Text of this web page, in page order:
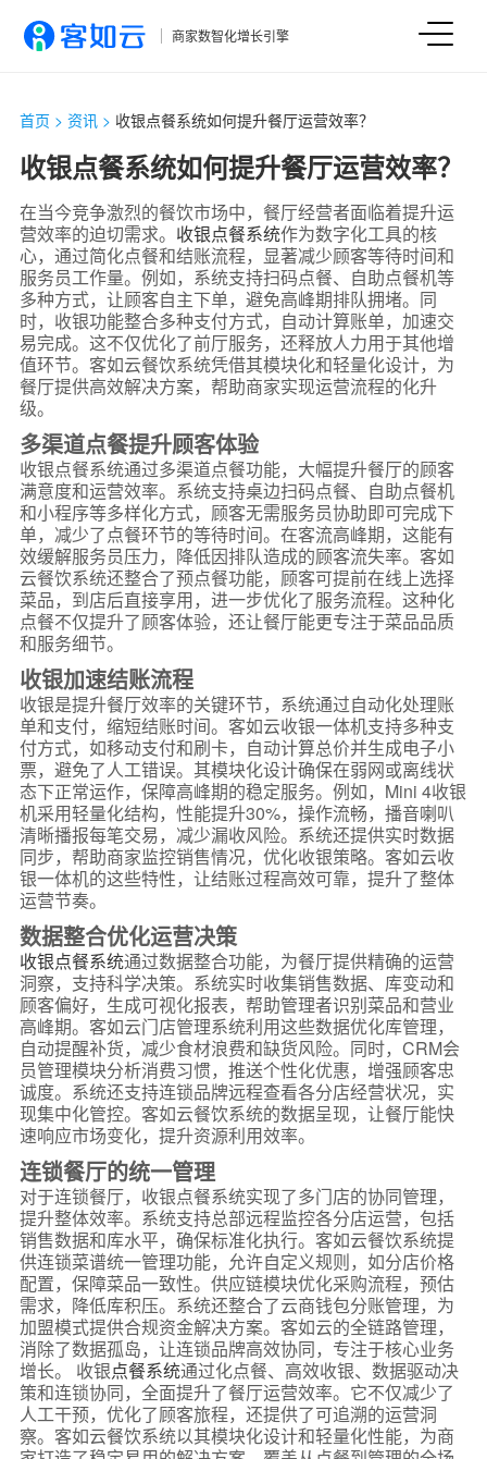
商家数智化增长引擎
首页 > 资讯> 收银点餐系统如何提升餐厅运营效率？
收银点餐系统如何提升餐厅运营效率？
在当今竞争激烈的餐饮市场中，餐厅经营者面临着提升运
营效率的迫切需求。 收银点餐系统作为数字化工具的核
心，通过简化点餐和结账流程，显著减少顾客等待时间和
服务员工作量。例如，系统支持扫码点餐、自助点餐机等
多种方式，让顾客自主下单，避免高峰期排队拥堵。同
时，收银功能整合多种支付方式，自动计算账单，加速交
易完成。这不仅优化了前厅服务，还释放人力用于其他增
值环节。客如云餐饮系统凭借其模块化和轻量化设计，为
餐厅提供高效解决方案，帮助商家实现运营流程的化升
级。
多渠道点餐提升顾客体验
收银点餐系统通过多渠道点餐功能，大幅提升餐厅的顾客
满意度和运营效率。系统支持桌边扫码点餐、自助点餐机
和小程序等多样化方式，顾客无需服务员协助即可完成下
单，减少了点餐环节的等待时间。在客流高峰期，这能有
效缓解服务员压力，降低因排队造成的顾客流失率。客如
云餐饮系统还整合了预点餐功能，顾客可提前在线上选择
菜品，到店后直接享用，进一步优化了服务流程。这种化
点餐不仅提升了顾客体验，还让餐厅能更专注于菜品品质
和服务细节。
收银加速结账流程
收银是提升餐厅效率的关键环节，系统通过自动化处理账
单和支付，缩短结账时间。客如云收银一体机支持多种支
付方式，如移动支付和刷卡，自动计算总价并生成电子小
票，避免了人工错误。其模块化设计确保在弱网或离线状
态下正常运作，保障高峰期的稳定服务。例如，Mini 4收银
机采用轻量化结构，性能提升30%，操作流畅，播音喇叭
清晰播报每笔交易，减少漏收风险。系统还提供实时数据
同步，帮助商家监控销售情况，优化收银策略。客如云收
银一体机的这些特性，让结账过程高效可靠，提升了整体
运营节奏。
数据整合优化运营决策
收银点餐系统通过数据整合功能，为餐厅提供精确的运营
洞察，支持科学决策。系统实时收集销售数据、库变动和
顾客偏好，生成可视化报表，帮助管理者识别菜品和营业
高峰期。客如云门店管理系统利用这些数据优化库管理，
自动提醒补货，减少食材浪费和缺货风险。同时，CRM会
员管理模块分析消费习惯，推送个性化优惠，增强顾客忠
诚度。系统还支持连锁品牌远程查看各分店经营状况，实
现集中化管控。客如云餐饮系统的数据呈现，让餐厅能快
速响应市场变化，提升资源利用效率。
连锁餐厅的统一管理
对于连锁餐厅，收银点餐系统实现了多门店的协同管理，
提升整体效率。系统支持总部远程监控各分店运营，包括
销售数据和库水平，确保标准化执行。客如云餐饮系统提
供连锁菜谱统一管理功能，允许自定义规则，如分店价格
配置，保障菜品一致性。供应链模块优化采购流程，预估
需求，降低库积压。系统还整合了云商钱包分账管理，为
加盟模式提供合规资金解决方案。客如云的全链路管理，
消除了数据孤岛，让连锁品牌高效协同，专注于核心业务
增长。 收银点餐系统通过化点餐、高效收银、数据驱动决
策和连锁协同，全面提升了餐厅运营效率。它不仅减少了
人工干预，优化了顾客旅程，还提供了可追溯的运营洞
察。客如云餐饮系统以其模块化设计和轻量化性能，为商